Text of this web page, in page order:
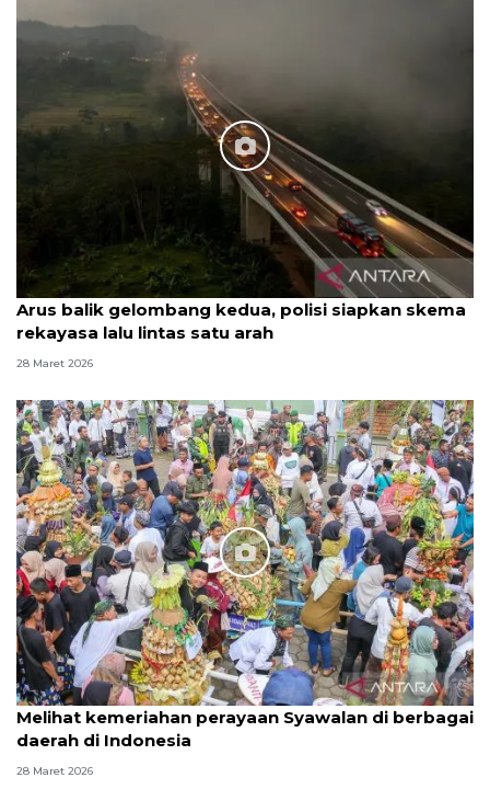
Arus balik gelombang kedua, polisi siapkan skema
rekayasa lalu lintas satu arah
28 Maret 2026
Melihat kemeriahan perayaan Syawalan di berbagai
daerah di Indonesia
28 Maret 2026